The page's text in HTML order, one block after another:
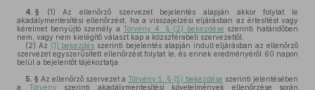
4. § (1) Az ellenőrző szervezet bejelentés alapján akkor folytat le
akadálymentesítési ellenőrzést, ha a visszajelzési eljárásban az értesítést vagy
kérelmet benyújtó személy a Törvény 4. § (2) bekezdése szerinti határidőben
nem, vagy nem kielégítő választ kap a közszférabeli szervezettől.
(2) Az (1) bekezdés szerinti bejelentés alapján indult eljárásban az ellenőrző
szervezet egyszerűsített ellenőrzést folytat le, és ennek eredményéről 60 napon
belül a bejelentőt tájékoztatja.
5. § Az ellenőrző szervezet a Törvény 5. § (5) bekezdése szerinti jelentésében
a
Törvény szerinti akadálymentesítési követelmények ellenőrzése során